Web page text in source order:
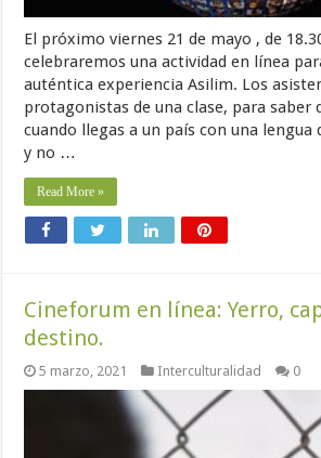
El próximo viernes 21 de mayo , de
celebraremos una actividad en línea
auténtica experiencia Asilim. Los
protagonistas de una clase, para saber
cuando llegas a un país con una lengua
y no …
Read More »
Cineforum en línea: Yerro,
destino.
5 marzo, 2021 Interculturalidad 0